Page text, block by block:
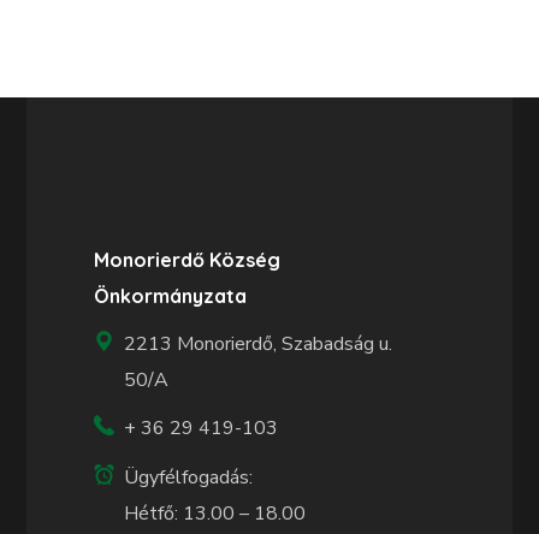
Monorierdő Község
Önkormányzata
2213 Monorierdő, Szabadság u.
50/A
+ 36 29 419-103
Ügyfélfogadás:
Hétfő: 13.00 – 18.00